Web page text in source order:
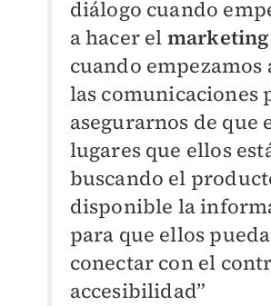
diálogo cuando
a hacer el marketing
cuando empezamos
las comunicaciones
asegurarnos de que
lugares que ellos
buscando el
disponible la
para que ellos
conectar con el
accesibilidad”